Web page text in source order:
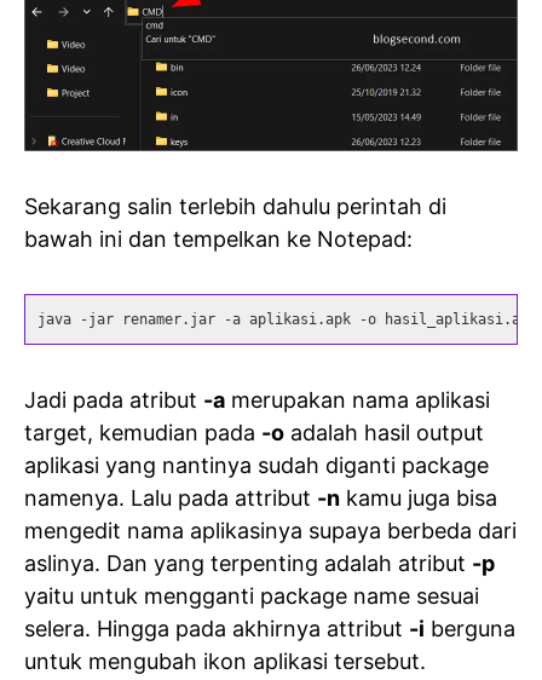
Sekarang salin terlebih dahulu perintah di
bawah ini dan tempelkan ke Notepad:
java -jar renamer.jar -a aplikasi.apk -o hasil_aplikasi.apk -
Jadi pada atribut -a merupakan nama aplikasi
target, kemudian pada -o adalah hasil output
aplikasi yang nantinya sudah diganti package
namenya. Lalu pada attribut -n kamu juga bisa
mengedit nama aplikasinya supaya berbeda dari
aslinya. Dan yang terpenting adalah atribut -p
yaitu untuk mengganti package name sesuai
selera. Hingga pada akhirnya attribut -i berguna
untuk mengubah ikon aplikasi tersebut.